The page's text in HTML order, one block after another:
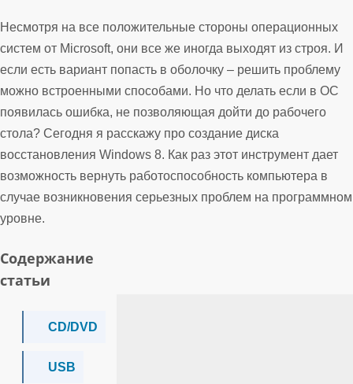
Несмотря на все положительные стороны операционных
систем от Microsoft, они все же иногда выходят из строя. И
если есть вариант попасть в оболочку – решить проблему
можно встроенными способами. Но что делать если в ОС
появилась ошибка, не позволяющая дойти до рабочего
стола? Сегодня я расскажу про создание диска
восстановления Windows 8. Как раз этот инструмент дает
возможность вернуть работоспособность компьютера в
случае возникновения серьезных проблем на программном
уровне.
Содержание
статьи
CD/DVD
USB